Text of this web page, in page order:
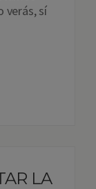
verás, sí
LA